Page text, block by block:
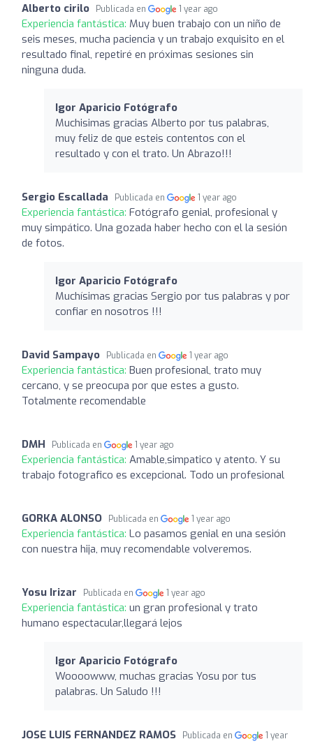
Alberto cirilo Publicada en 1 year ago
Experiencia fantástica: Muy buen trabajo con un niño de
seis meses, mucha paciencia y un trabajo exquisito en el
resultado final, repetiré en próximas sesiones sin
ninguna duda.
Igor Aparicio Fotógrafo
Muchisimas gracias Alberto por tus palabras,
muy feliz de que esteis contentos con el
resultado y con el trato. Un Abrazo!!!
Sergio Escallada Publicada en 1 year ago
Experiencia fantástica: Fotógrafo genial, profesional y
muy simpático. Una gozada haber hecho con el la sesión
de fotos.
Igor Aparicio Fotógrafo
Muchísimas gracias Sergio por tus palabras y por
confiar en nosotros !!!
David Sampayo Publicada en 1 year ago
Experiencia fantástica: Buen profesional, trato muy
cercano, y se preocupa por que estes a gusto.
Totalmente recomendable
DMH Publicada en 1 year ago
Experiencia fantástica: Amable,simpatico y atento. Y su
trabajo fotografico es excepcional. Todo un profesional
GORKA ALONSO Publicada en 1 year ago
Experiencia fantástica: Lo pasamos genial en una sesión
con nuestra hija, muy recomendable volveremos.
Yosu Irizar Publicada en 1 year ago
Experiencia fantástica: un gran profesional y trato
humano espectacular,llegará lejos
Igor Aparicio Fotógrafo
Woooowww, muchas gracias Yosu por tus
palabras. Un Saludo !!!
JOSE LUIS FERNANDEZ RAMOS Publicada en
1 year